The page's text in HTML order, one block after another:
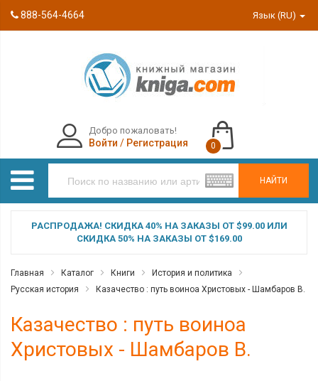
888-564-4664 Язык (RU)
НАЙТИ
Добро пожаловать!
Войти / Регистрация 0
РАСПРОДАЖА! СКИДКА 40% НА ЗАКАЗЫ ОТ $99.00 ИЛИ
СКИДКА 50% НА ЗАКАЗЫ ОТ $169.00
Главная Каталог Книги
История и политика
Русская история
Казачество : путь воиноа Христовых - Шамбаров В.
Казачество : путь воиноа
Христовых - Шамбаров В.